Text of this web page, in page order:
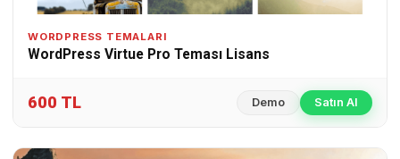
WORDPRESS TEMALARI
WordPress Virtue Pro Teması Lisans
600 TL Demo Satın Al